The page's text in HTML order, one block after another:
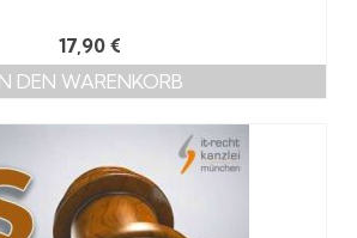
17,90 €
DEN WARENKORB